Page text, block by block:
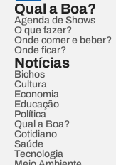
Qual a Boa?
Agenda de Shows
O que fazer?
Onde comer e beber?
Onde ficar?
Notícias
Bichos
Cultura
Economia
Educação
Política
Qual a Boa?
Cotidiano
Saúde
Tecnologia